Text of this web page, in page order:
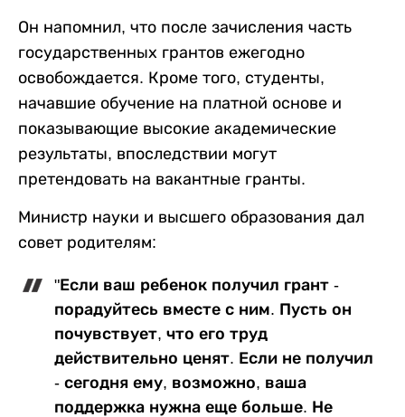
Он напомнил, что после зачисления часть
государственных грантов ежегодно
освобождается. Кроме того, студенты,
начавшие обучение на платной основе и
показывающие высокие академические
результаты, впоследствии могут
претендовать на вакантные гранты.
Министр науки и высшего образования дал
совет родителям:
"Если ваш ребенок получил грант -
порадуйтесь вместе с ним. Пусть он
почувствует, что его труд
действительно ценят. Если не получил
- сегодня ему, возможно, ваша
поддержка нужна еще больше. Не